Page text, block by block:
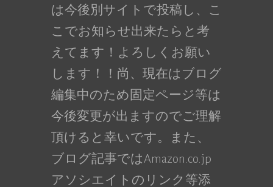
は今後別サイトで投稿し、こ
こでお知らせ出来たらと考
えてます！よろしくお願い
します！！尚、現在はブログ
編集中のため固定ページ等は
今後変更が出ますのでご理解
頂けると幸いです。また、
ブログ記事ではAmazon.co.jp
アソシエイトのリンク等添